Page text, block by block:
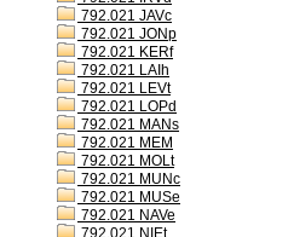
792.021 JAVc
792.021 JONp
792.021 KERf
792.021 LAIh
792.021 LEVt
792.021 LOPd
792.021 MANs
792.021 MEM
792.021 MOLt
792.021 MUNc
792.021 MUSe
792.021 NAVe
792.021 NIEt